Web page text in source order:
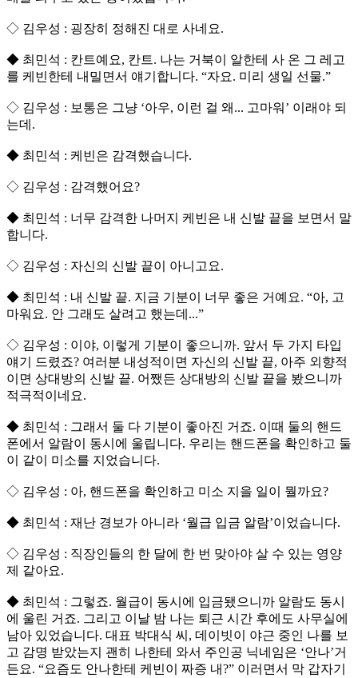
◇ 김우성 : 굉장히 정해진 대로 사네요.
◆ 최민석 : 칸트예요, 칸트. 나는 거북이 알한테 사 온 그 레고
를 케빈한테 내밀면서 얘기합니다. “자요. 미리 생일 선물.”
◇ 김우성 : 보통은 그냥 ‘아우, 이런 걸 왜... 고마워’ 이래야 되
는데.
◆ 최민석 : 케빈은 감격했습니다.
◇ 김우성 : 감격했어요?
◆ 최민석 : 너무 감격한 나머지 케빈은 내 신발 끝을 보면서 말
합니다.
◇ 김우성 : 자신의 신발 끝이 아니고요.
◆ 최민석 : 내 신발 끝. 지금 기분이 너무 좋은 거예요. “아, 고
마워요. 안 그래도 살려고 했는데...”
◇ 김우성 : 이야, 이렇게 기분이 좋으니까. 앞서 두 가지 타입
얘기 드렸죠? 여러분 내성적이면 자신의 신발 끝, 아주 외향적
이면 상대방의 신발 끝. 어쨌든 상대방의 신발 끝을 봤으니까
적극적이네요.
◆ 최민석 : 그래서 둘 다 기분이 좋아진 거죠. 이때 둘의 핸드
폰에서 알람이 동시에 울립니다. 우리는 핸드폰을 확인하고 둘
이 같이 미소를 지었습니다.
◇ 김우성 : 아, 핸드폰을 확인하고 미소 지을 일이 뭘까요?
◆ 최민석 : 재난 경보가 아니라 ‘월급 입금 알람’이었습니다.
◇ 김우성 : 직장인들의 한 달에 한 번 맞아야 살 수 있는 영양
제 같아요.
◆ 최민석 : 그렇죠. 월급이 동시에 입금됐으니까 알람도 동시
에 울린 거죠. 그리고 이날 밤 나는 퇴근 시간 후에도 사무실에
남아 있었습니다. 대표 박대식 씨, 데이빗이 야근 중인 나를 보
고 감명 받았는지 괜히 나한테 와서 주인공 닉네임은 ‘안나’거
든요. “요즘도 안나한테 케빈이 짜증 내?” 이러면서 막 갑자기